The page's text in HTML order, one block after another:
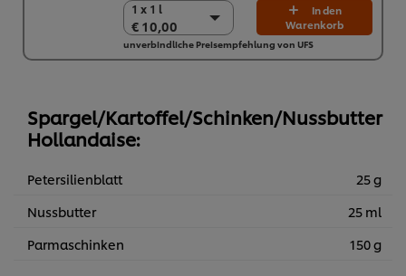
1 x 1 l
€ 10,00
1 x 1 l
€ 10,00
10 x 1 l
In den
Warenkorb
unverbindliche Preisempfehlung von UFS
Spargel/Kartoffel/Schinken/Nussbutter
Hollandaise:
Petersilienblatt
25 g
Nussbutter
25 ml
Parmaschinken
150 g